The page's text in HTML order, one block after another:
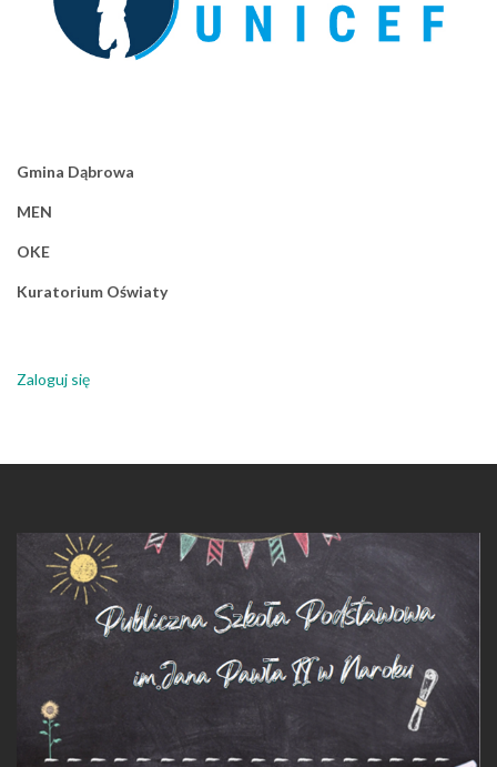
Gmina Dąbrowa
MEN
OKE
Kuratorium Oświaty
Zaloguj się